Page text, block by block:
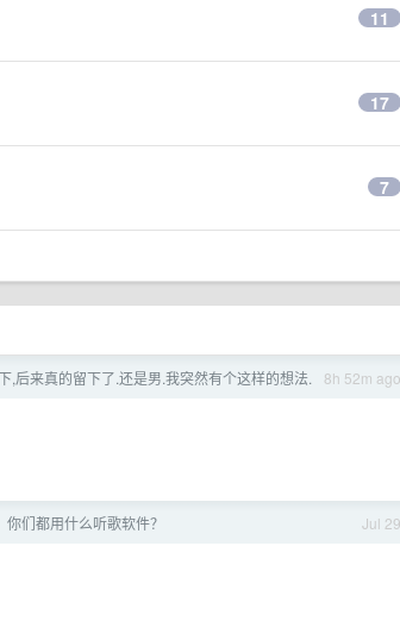
11
17
7
8h 52m ago
,后来真的留下了.还是男.我突然有个这样的想法.
Jul 29
们都用什么听歌软件？